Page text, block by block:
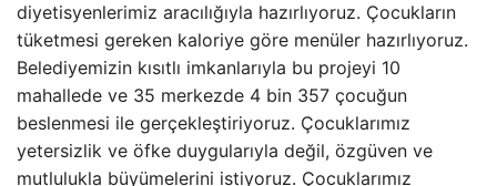
diyetisyenlerimiz aracılığıyla hazırlıyoruz. Çocukların
tüketmesi gereken kaloriye göre menüler hazırlıyoruz.
Belediyemizin kısıtlı imkanlarıyla bu projeyi 10
mahallede ve 35 merkezde 4 bin 357 çocuğun
beslenmesi ile gerçekleştiriyoruz. Çocuklarımız
yetersizlik ve öfke duygularıyla değil, özgüven ve
mutlulukla büyümelerini istiyoruz. Çocuklarımız